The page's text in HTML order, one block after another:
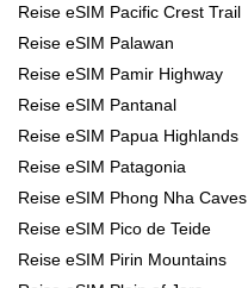
Reise eSIM Pacific Crest Trail
Reise eSIM Palawan
Reise eSIM Pamir Highway
Reise eSIM Pantanal
Reise eSIM Papua Highlands
Reise eSIM Patagonia
Reise eSIM Phong Nha Caves
Reise eSIM Pico de Teide
Reise eSIM Pirin Mountains